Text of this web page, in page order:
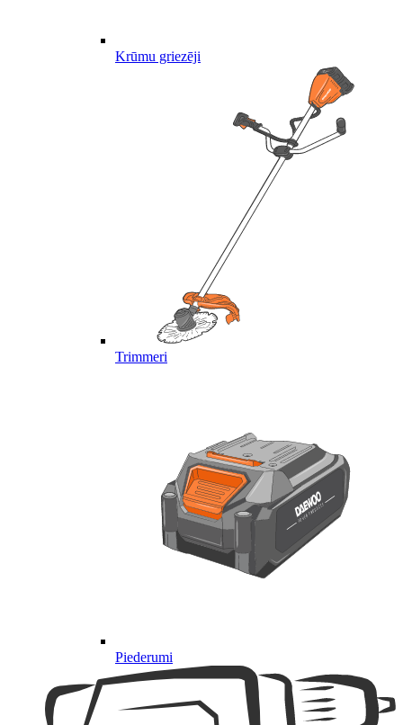
Krūmu griezēji
Trimmeri
Piederumi